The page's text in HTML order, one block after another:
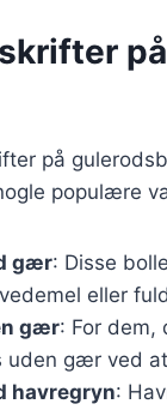
på
populære
gær: Disse
eller
gær: For dem,
uden gær ved
havregryn: